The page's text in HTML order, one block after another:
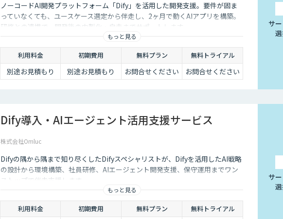
ノーコードAI開発プラットフォーム「Dify」を活用した開発支援。要件が固ま
っていなくても、ユースケース選定から伴走し、2ヶ月で動くAIアプリを構築。
研修との連携で、開発後の内製化・自走までサポートします。
もっと見る
利用料金 初期費用 無料プラン 無料トライアル
別途お見積もり 別途お見積もり お問合せください お問合せください
サ
Dify導入・AIエージェント活用支援サービス
株式会社Omluc
Difyの隅から隅まで知り尽くしたDifyスペシャリストが、Difyを活用したAI戦略
の設計から環境構築、社員研修、AIエージェント開発支援、保守運用までワン
ストップで伴走支援します。
もっと見る
利用料金 初期費用 無料プラン 無料トライアル
サ